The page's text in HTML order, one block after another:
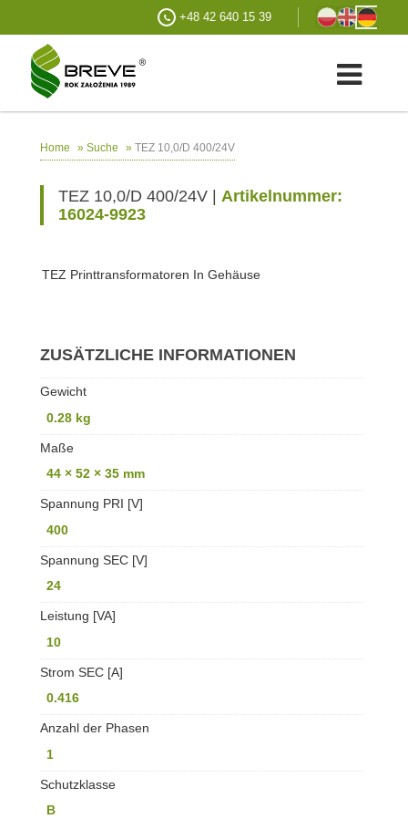
+48 42 640 15 39
Home » Suche » TEZ 10,0/D 400/24V
TEZ 10,0/D 400/24V | Artikelnummer:
16024-9923
TEZ Printtransformatoren In Gehäuse
ZUSÄTZLICHE INFORMATIONEN
Gewicht
0.28 kg
Maße
44 × 52 × 35 mm
Spannung PRI [V]
400
Spannung SEC [V]
24
Leistung [VA]
10
Strom SEC [A]
0.416
Anzahl der Phasen
1
Schutzklasse
B